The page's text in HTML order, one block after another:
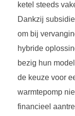
ketel steeds
Dankzij
om bij
hybride
bezig hun
de keuze voor
warmtepomp
financieel